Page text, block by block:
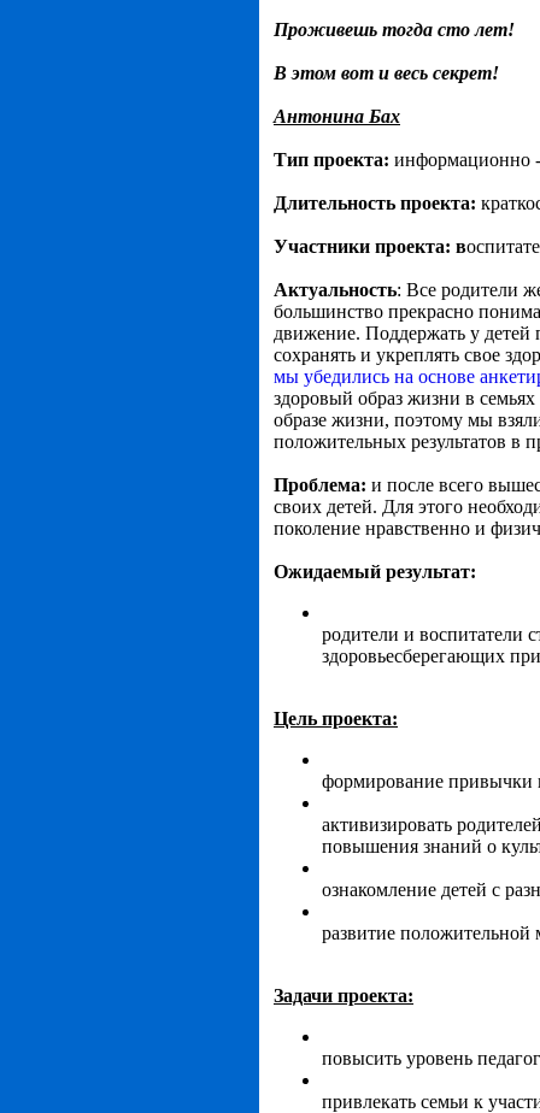
Проживешь тогда сто лет!
В этом вот и весь секрет!
Антонина Бах
Тип проекта: информационно
Длительность проекта:
Участники проекта: в
Актуальность: Все родители
большинство прекрасно
движение. Поддержать у
сохранять и укреплять свое
мы убедились на основе
здоровый образ жизни в
образе жизни, поэтому мы
положительных результатов в
Проблема: и после всего
своих детей. Для этого
поколение нравственно и
Ожидаемый результат:
родители и воспитатели
здоровьесберегающих
Цель проекта:
формирование привычки
активизировать
повышения знаний о
ознакомление детей с
развитие положительной
Задачи проекта:
повысить уровень
привлекать семьи к